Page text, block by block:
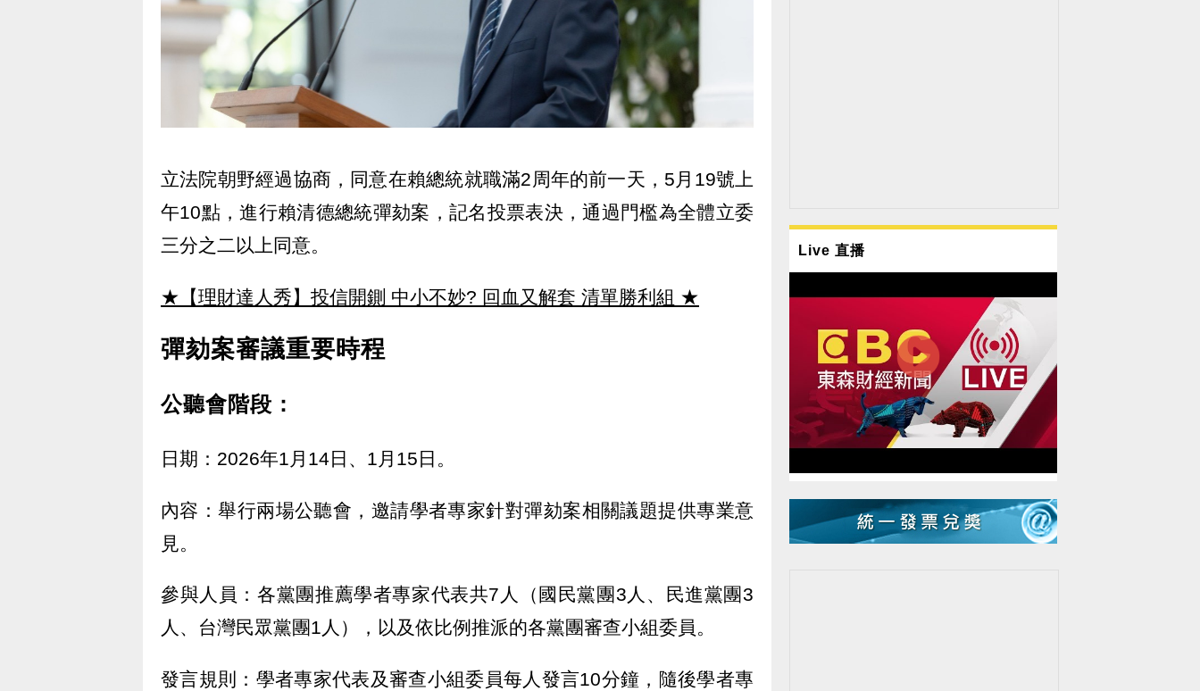
立法院朝野經過協商，同意在賴總統就職滿2周年的前一天，5月19號上
午10點，進行賴清德總統彈劾案，記名投票表決，通過門檻為全體立委
三分之二以上同意。
★【理財達人秀】投信開鍘 中小不妙? 回血又解套 清單勝利組 ★
彈劾案審議重要時程
公聽會階段：
日期：2026年1月14日、1月15日。
內容：舉行兩場公聽會，邀請學者專家針對彈劾案相關議題提供專業意
見。
參與人員：各黨團推薦學者專家代表共7人（國民黨團3人、民進黨團3
人、台灣民眾黨團1人），以及依比例推派的各黨團審查小組委員。
發言規則：學者專家代表及審查小組委員每人發言10分鐘，隨後學者專
Live 直播